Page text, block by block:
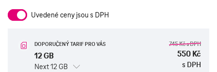
Uvedené ceny jsou s DPH
DOPORUČENÝ TARIF PRO VÁS 745 Kčs DPH
12 GB
Next 12 GB
550 Kč
s DPH